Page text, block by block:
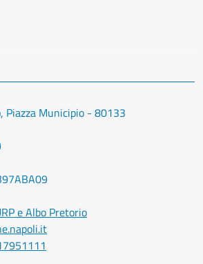
Piazza Municipio - 80133
e Albo Pretorio